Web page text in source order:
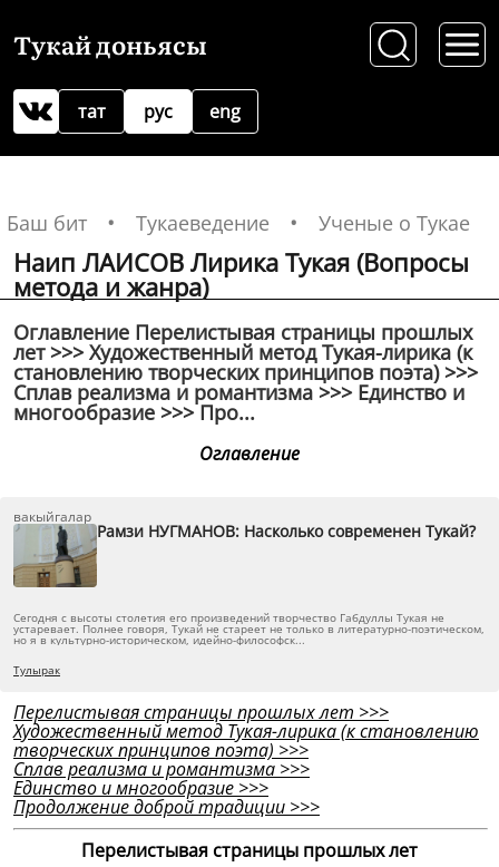
Тукай доньясы
рус
тат eng
Баш бит Тукаеведение Ученые о Тукае
Наип ЛАИСОВ Лирика Тукая (Вопросы
метода и жанра)
Оглавление Перелистывая страницы прошлых
лет >>> Художественный метод Тукая-лирика (к
становлению творческих принципов поэта) >>>
Сплав реализма и романтизма >>> Единство и
многообразие >>> Про...
Оглавление
вакыйгалар
Рамзи НУГМАНОВ: Насколько современен Тукай?
Сегодня с высоты столетия его произведений творчество Габдуллы Тукая не
устаревает. Полнее говоря, Тукай не стареет не только в литературно-поэтическом,
но я в культурно-историческом, идейно-философск...
Тулырак
Перелистывая страницы прошлых лет >>>
Художественный метод Тукая-лирика (к становлению
творческих принципов поэта) >>>
Сплав реализма и романтизма >>>
Единство и многообразие >>>
Продолжение доброй традиции >>>
Перелистывая страницы прошлых лет